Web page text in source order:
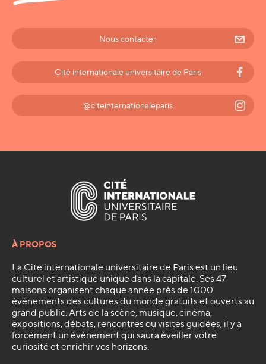
Nous contacter
Cité internationale universitaire de Paris
@citeinternationaleparis
À PROPOS
La Cité internationale universitaire de Paris est un lieu
culturel et artistique unique dans la capitale. Ses 47
maisons organisent chaque année près de 1000
évènements des cultures du monde gratuits et ouverts au
grand public. Arts de la scène, musique, cinéma,
expositions, débats, rencontres ou visites guidées, il y a
forcément un événement qui saura éveiller votre
curiosité et enrichir vos horizons.